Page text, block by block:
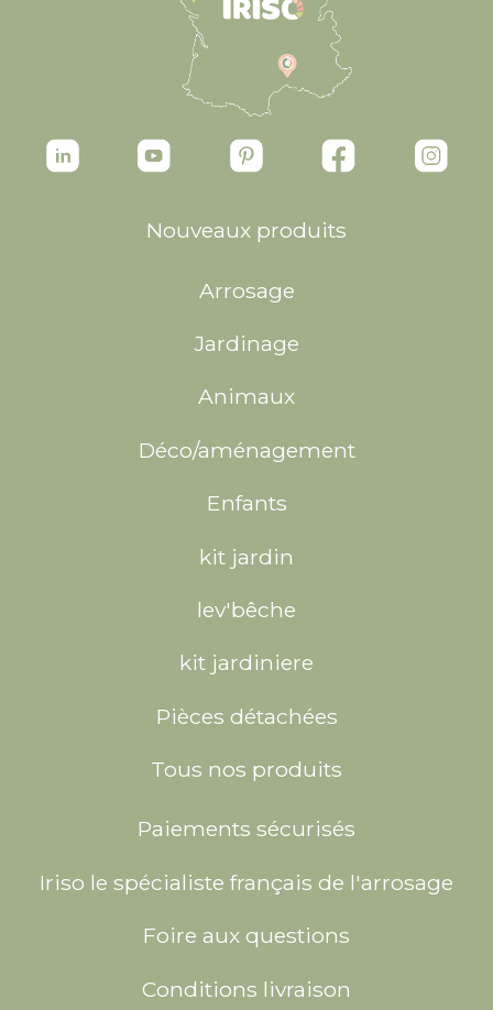
Nouveaux produits
Arrosage
Jardinage
Animaux
Déco/aménagement
Enfants
kit jardin
lev'bêche
kit jardiniere
Pièces détachées
Tous nos produits
Paiements sécurisés
Iriso le spécialiste français de l'arrosage
Foire aux questions
Conditions livraison